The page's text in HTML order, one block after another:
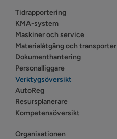
Tidrapportering
KMA-system
Maskiner och service
Materialåtgång och transporter
Dokumenthantering
Personalliggare
Verktygsöversikt
AutoReg
Resursplanerare
Kompetensöversikt
Organisationen